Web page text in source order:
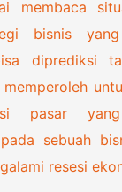
membaca
bisnis
diprediksi
pasar
sebuah
resesi